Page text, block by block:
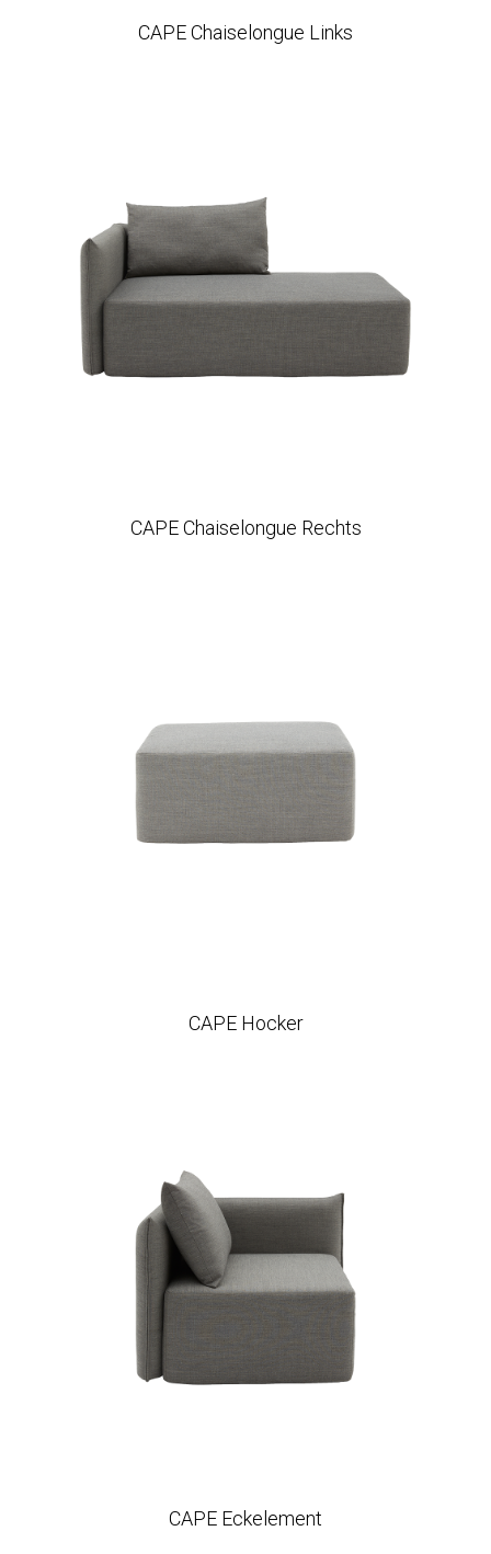
CAPE Chaiselongue Links
CAPE Chaiselongue Rechts
CAPE Hocker
CAPE Eckelement